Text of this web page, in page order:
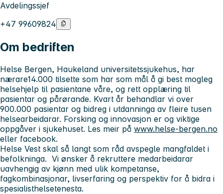
Avdelingssjef
+47 99609824
Om bedriften
Helse Bergen, Haukeland universitetssjukehus, har
nærare14.000 tilsette som har som mål å gi best mogleg
helsehjelp til pasientane våre, og rett opplæring til
pasientar og pårørande. Kvart år behandlar vi over
900.000 pasientar og bidreg i utdanninga av fleire tusen
helsearbeidarar. Forsking og innovasjon er og viktige
oppgåver i sjukehuset. Les meir på www.helse-bergen.no
eller facebook.
Helse Vest skal så langt som råd avspegle mangfaldet i
befolkninga. Vi ønsker å rekruttere medarbeidarar
uavhengig av kjønn med ulik kompetanse,
fagkombinasjonar, livserfaring og perspektiv for å bidra i
spesialisthelsetenesta.